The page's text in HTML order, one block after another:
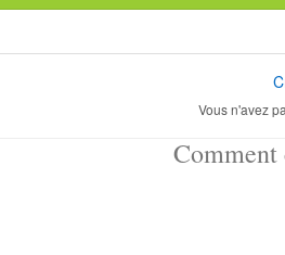
Vous n'avez
Comment